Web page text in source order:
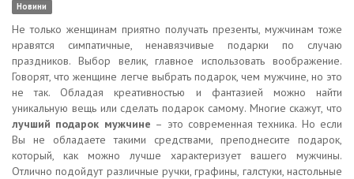
Новини
Не только женщинам приятно получать презенты, мужчинам тоже
нравятся симпатичные, ненавязчивые подарки по случаю
праздников. Выбор велик, главное использовать воображение.
Говорят, что женщине легче выбрать подарок, чем мужчине, но это
не так. Обладая креативностью и фантазией можно найти
уникальную вещь или сделать подарок самому. Многие скажут, что
лучший подарок мужчине – это современная техника. Но если
Вы не обладаете такими средствами, преподнесите подарок,
который, как можно лучше характеризует вашего мужчины.
Отлично подойдут различные ручки, графины, галстуки, настольные